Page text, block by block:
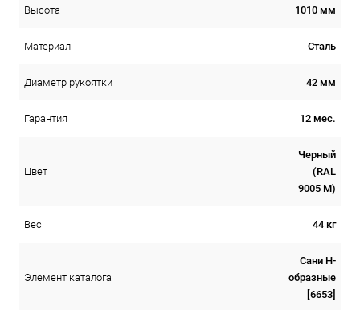
Высота 1010 мм
Материал Сталь
Диаметр рукоятки 42 мм
Гарантия 12 мес.
Цвет
Черный
(RAL
9005 М)
Вес 44 кг
Элемент каталога
Сани Н-
образные
[6653]